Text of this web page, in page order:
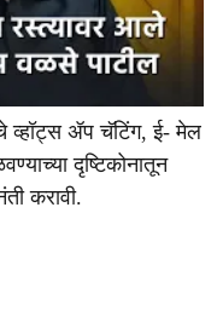
व्हॉट्स ॲप चॅटिंग, ई- मेल
दृष्टिकोनातून
करावी.